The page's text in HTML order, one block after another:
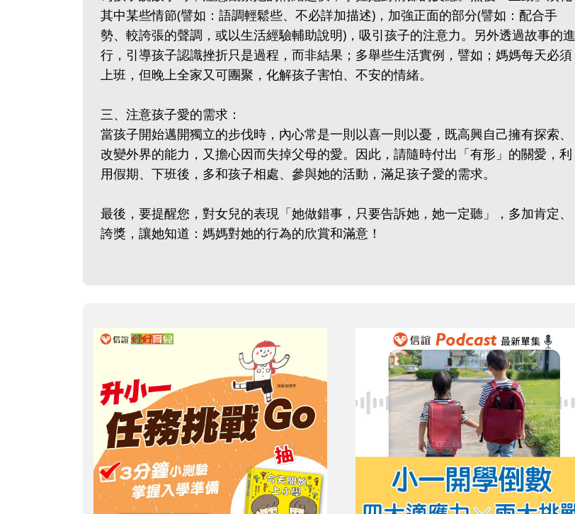
其中某些情節(譬如：語調輕鬆些、不必詳加描述)，加強正面的部分(譬如：配合手
勢、較誇張的聲調，或以生活經驗輔助說明)，吸引孩子的注意力。另外透過故事的進
行，引導孩子認識挫折只是過程，而非結果；多舉些生活實例，譬如；媽媽每天必須
上班，但晚上全家又可團聚，化解孩子害怕、不安的情緒。
三、注意孩子愛的需求：
當孩子開始邁開獨立的步伐時，內心常是一則以喜一則以憂，既高興自己擁有探索、
改變外界的能力，又擔心因而失掉父母的愛。因此，請隨時付出「有形」的關愛，利
用假期、下班後，多和孩子相處、參與她的活動，滿足孩子愛的需求。
最後，要提醒您，對女兒的表現「她做錯事，只要告訴她，她一定聽」，多加肯定、
誇獎，讓她知道：媽媽對她的行為的欣賞和滿意！